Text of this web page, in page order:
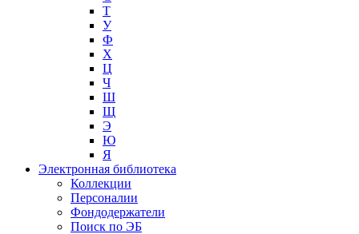
Т
У
Ф
Х
Ц
Ч
Ш
Щ
Э
Ю
Я
Электронная библиотека
Коллекции
Персоналии
Фондодержатели
Поиск по ЭБ